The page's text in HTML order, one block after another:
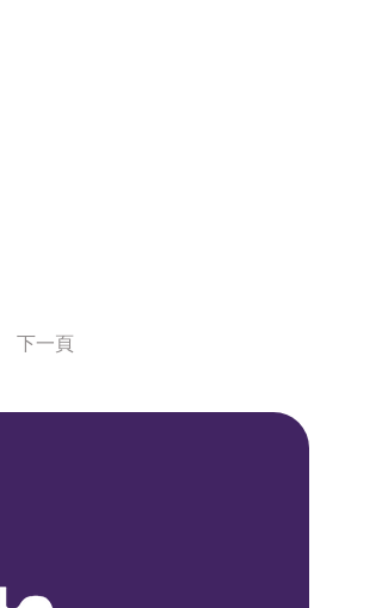
下一頁